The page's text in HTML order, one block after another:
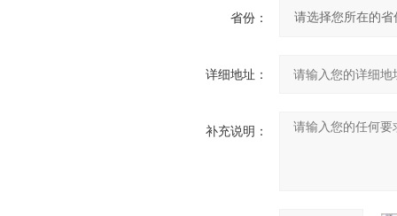
省份：
详细地址：
补充说明：